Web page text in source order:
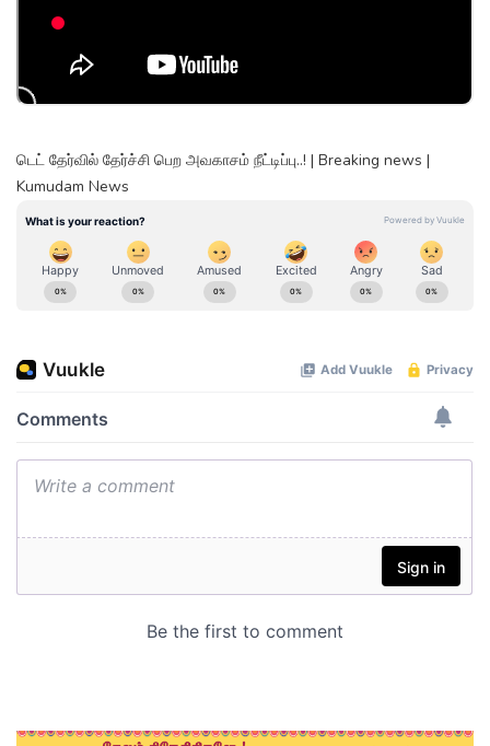
டெட் தேர்வில் தேர்ச்சி பெற அவகாசம் நீட்டிப்பு..! | Breaking news |
Kumudam News